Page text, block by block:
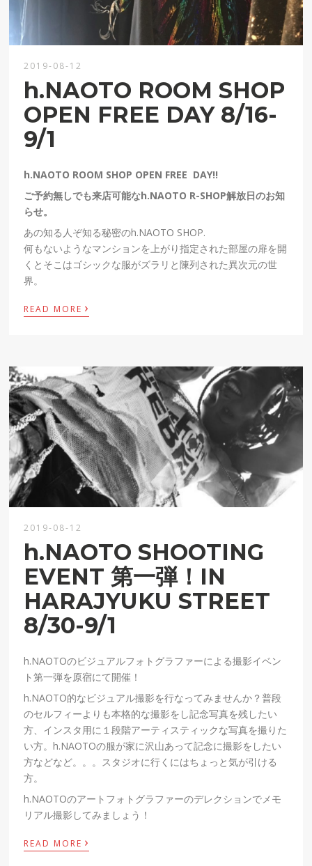
2019-08-12
h.NAOTO ROOM SHOP
OPEN FREE DAY 8/16-
9/1
h.NAOTO ROOM SHOP OPEN FREE DAY!!
ご予約無しでも来店可能なh.NAOTO R-SHOP解放日のお知
らせ。
あの知る人ぞ知る秘密のh.NAOTO SHOP.
何もないようなマンションを上がり指定された部屋の扉を開
くとそこはゴシックな服がズラリと陳列された異次元の世
界。
READ MORE ›
2019-08-12
h.NAOTO SHOOTING
EVENT 第一弾！IN
HARAJYUKU STREET
8/30-9/1
h.NAOTOのビジュアルフォトグラファーによる撮影イベン
ト第一弾を原宿にて開催！
h.NAOTO的なビジュアル撮影を行なってみませんか？普段
のセルフィーよりも本格的な撮影をし記念写真を残したい
方、インスタ用に１段階アーティスティックな写真を撮りた
い方。h.NAOTOの服が家に沢山あって記念に撮影をしたい
方などなど。。。スタジオに行くにはちょっと気が引ける
方。
h.NAOTOのアートフォトグラファーのデレクションでメモ
リアル撮影してみましょう！
READ MORE ›